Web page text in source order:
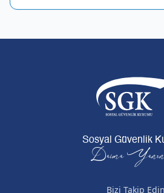
Sosyal Güvenlik
Daima
Bizi Takip Edin